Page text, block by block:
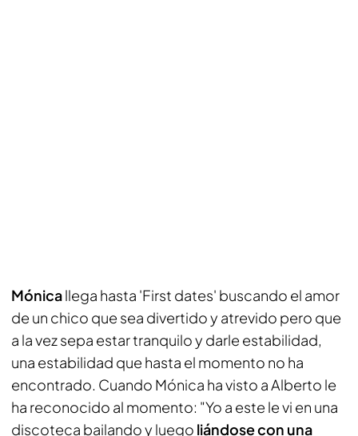
Mónicallega hasta 'First dates' buscando el amor
de un chico que sea divertido y atrevido pero que
a la vez sepa estar tranquilo y darle estabilidad,
una estabilidad que hasta el momento no ha
encontrado. Cuando Mónica ha visto a Alberto le
ha reconocido al momento: "Yo a este le vi en una
discoteca bailando y luego liándose con una